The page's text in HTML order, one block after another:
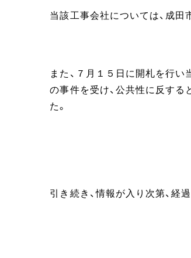
当該工事会社については、成田
また、７月１５日に開札を行い
の事件を受け、公共性に反する
た。
引き続き、情報が入り次第、経